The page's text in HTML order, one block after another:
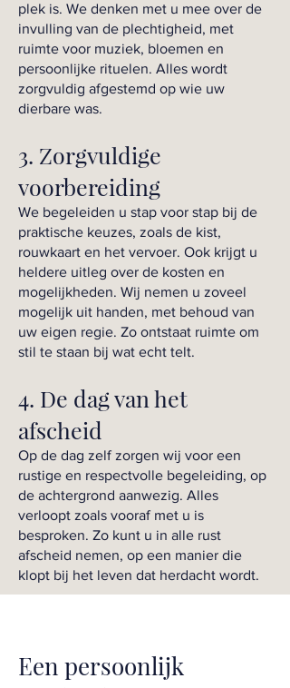
plek is. We denken met u mee over de
invulling van de plechtigheid, met
ruimte voor muziek, bloemen en
persoonlijke rituelen. Alles wordt
zorgvuldig afgestemd op wie uw
dierbare was.
3. Zorgvuldige
voorbereiding
We begeleiden u stap voor stap bij de
praktische keuzes, zoals de kist,
rouwkaart en het vervoer. Ook krijgt u
heldere uitleg over de kosten en
mogelijkheden. Wij nemen u zoveel
mogelijk uit handen, met behoud van
uw eigen regie. Zo ontstaat ruimte om
stil te staan bij wat echt telt.
4. De dag van het
afscheid
Op de dag zelf zorgen wij voor een
rustige en respectvolle begeleiding, op
de achtergrond aanwezig. Alles
verloopt zoals vooraf met u is
besproken. Zo kunt u in alle rust
afscheid nemen, op een manier die
klopt bij het leven dat herdacht wordt.
Een persoonlijk